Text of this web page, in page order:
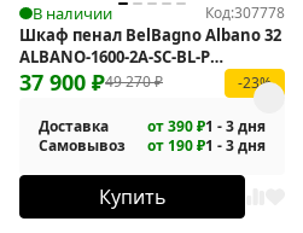
В наличии Код:307778
Шкаф пенал BelBagno Albano 32
ALBANO-1600-2A-SC-BL-P
подвесной49 270₽
37 900 ₽ -23%
Доставка от 390 ₽1 - 3 дня
Самовывоз
от 190 ₽1 - 3 дня
Купить